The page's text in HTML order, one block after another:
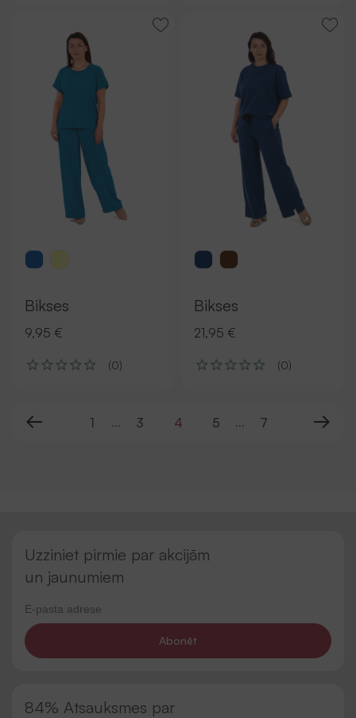
Bikses
9,95 €
(0)
Bikses
21,95 €
(0)
1 ... 3 4 5 ... 7
Uzziniet pirmie par akcijām
un jaunumiem
Abonēt
84% Atsauksmes par